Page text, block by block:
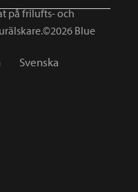
på frilufts- och
Blue
Svenska